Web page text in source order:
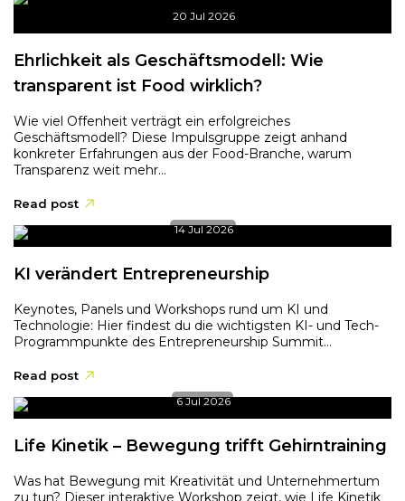
20 Jul 2026
Ehrlichkeit als Geschäftsmodell: Wie
transparent ist Food wirklich?
Wie viel Offenheit verträgt ein erfolgreiches
Geschäftsmodell? Diese Impulsgruppe zeigt anhand
konkreter Erfahrungen aus der Food-Branche, warum
Transparenz weit mehr...
Read post
14 Jul 2026
KI verändert Entrepreneurship
Keynotes, Panels und Workshops rund um KI und
Technologie: Hier findest du die wichtigsten KI- und Tech-
Programmpunkte des Entrepreneurship Summit...
Read post
6 Jul 2026
Life Kinetik – Bewegung trifft Gehirntraining
Was hat Bewegung mit Kreativität und Unternehmertum
zu tun? Dieser interaktive Workshop zeigt, wie Life Kinetik